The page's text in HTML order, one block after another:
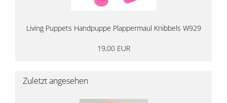
Living Puppets Handpuppe Plappermaul Knibbels W929
19,00 EUR
Zuletzt angesehen